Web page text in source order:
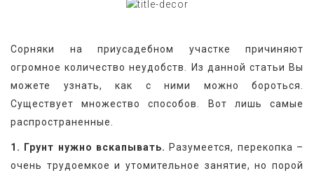
Сорняки на приусадебном участке причиняют
огромное количество неудобств. Из данной статьи Вы
можете узнать, как с ними можно бороться.
Существует множество способов. Вот лишь самые
распространенные.
1. Грунт нужно вскапывать. Разумеется, перекопка –
очень трудоемкое и утомительное занятие, но порой